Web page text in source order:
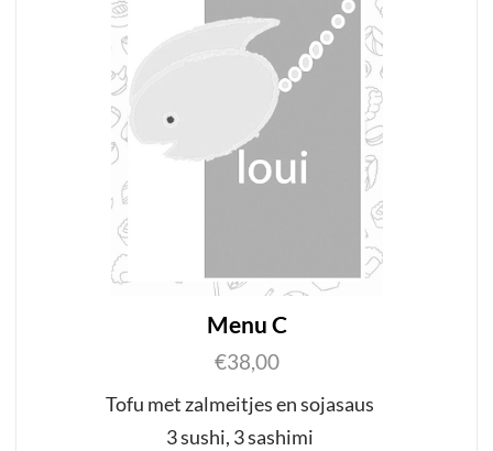
Menu C
€38,00
Tofu met zalmeitjes ensojasaus
3 sushi, 3sashimi